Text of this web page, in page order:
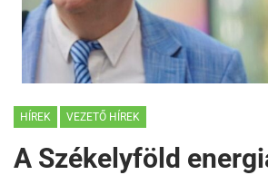
HÍREK VEZETŐ HÍREK
A Székelyföld